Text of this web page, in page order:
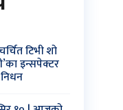
टिभी शो
इन्सपेक्टर